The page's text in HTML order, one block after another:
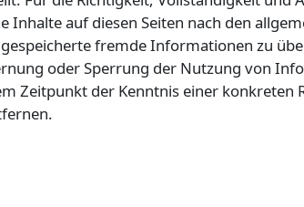
auf diesen Seiten nach den
fremde Informationen zu
oder Sperrung der Nutzung von
Zeitpunkt der Kenntnis einer